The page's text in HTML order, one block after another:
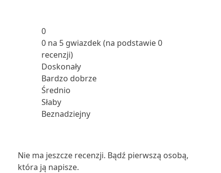
0
0 na 5 gwiazdek (na podstawie 0
recenzji)
Doskonały
Bardzo dobrze
Średnio
Słaby
Beznadziejny
Nie ma jeszcze recenzji. Bądź pierwszą osobą,
która ją napisze.